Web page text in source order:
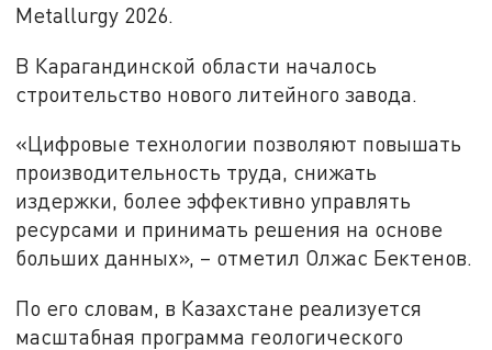
Metallurgy 2026.
В Карагандинской области началось
строительство нового литейного завода.
«Цифровые технологии позволяют повышать
производительность труда, снижать
издержки, более эффективно управлять
ресурсами и принимать решения на основе
больших данных», – отметил Олжас Бектенов.
По его словам, в Казахстане реализуется
масштабная программа геологического